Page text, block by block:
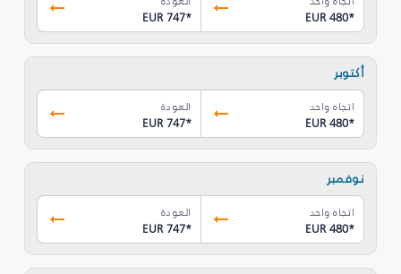
EUR 480*
EUR 747*
أكتوبر
اتجاه واحد
EUR 480*
العودة
EUR 747*
نوفمبر
اتجاه واحد
EUR 480*
العودة
EUR 747*